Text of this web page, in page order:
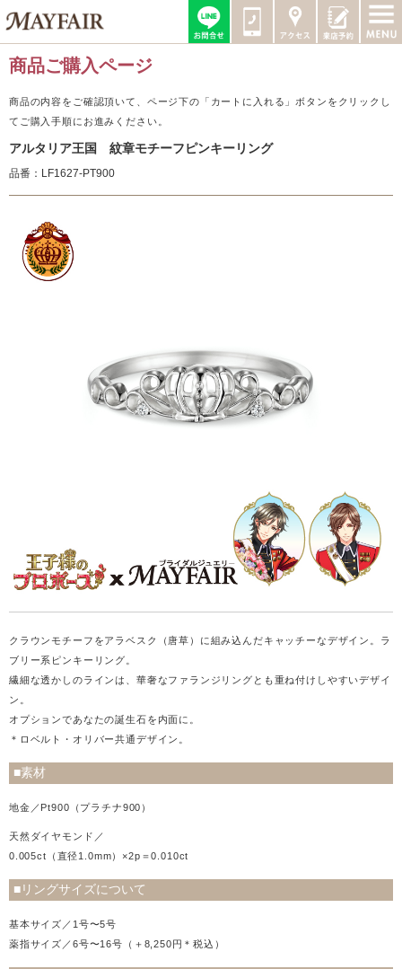
商品ご購入ページ
商品の内容をご確認頂いて、ページ下の「カートに入れる」ボタンをクリックし
てご購入手順にお進みください。
アルタリア王国 紋章モチーフピンキーリング
品番：LF1627-PT900
クラウンモチーフをアラベスク（唐草）に組み込んだキャッチーなデザイン。ラ
ブリー系ピンキーリング。
繊細な透かしのラインは、華奢なファランジリングとも重ね付けしやすいデザイ
ン。
オプションであなたの誕生石を内面に。
＊ロベルト・オリバー共通デザイン。
■素材
地金／Pt900（プラチナ900）
天然ダイヤモンド／
0.005ct（直径1.0mm）×2p＝0.010ct
■リングサイズについて
基本サイズ／1号〜5号
薬指サイズ／6号〜16号（＋8,250円＊税込）